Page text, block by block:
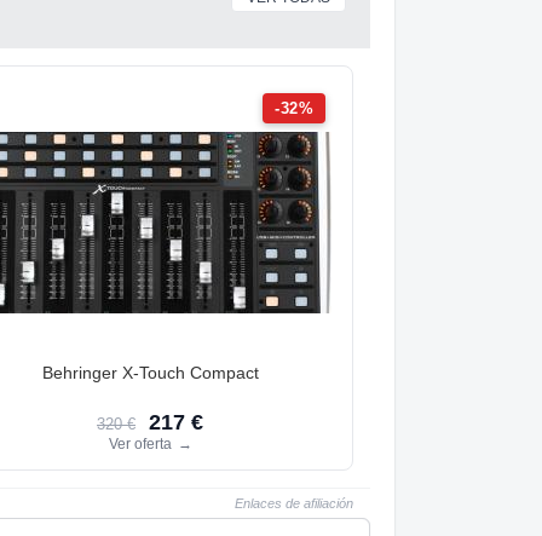
-32%
Behringer X-Touch Compact
320 € 217 €
Ver oferta →
Enlaces de afiliación